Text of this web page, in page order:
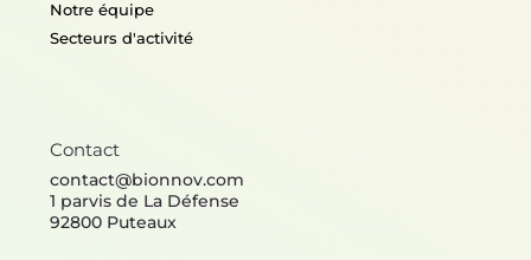
Notre équipe
Secteurs d'activité
Contact
contact@bionnov.com
1 parvis de La Défense
92800 Puteaux